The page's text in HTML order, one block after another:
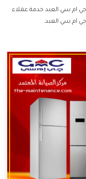
ام سي العبد خدمة عملاء
ام سي العبد.